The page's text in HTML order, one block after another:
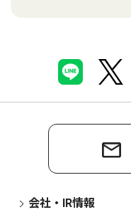
会社・IR情報